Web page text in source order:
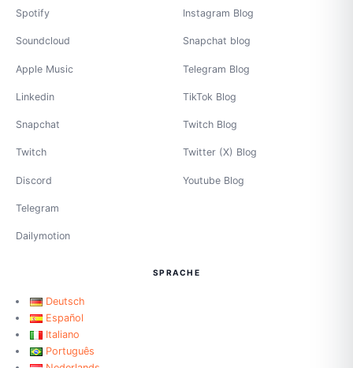
Spotify
Soundcloud
Apple Music
Linkedin
Snapchat
Twitch
Discord
Telegram
Dailymotion
Instagram Blog
Snapchat blog
Telegram Blog
TikTok Blog
Twitch Blog
Twitter (X) Blog
Youtube Blog
SPRACHE
Deutsch
Español
Italiano
Português